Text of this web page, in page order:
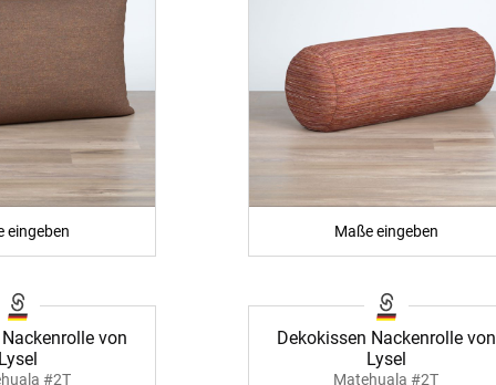
eingeben Maße eingeben
von
Lysel
#2T
Dekokissen Nackenrolle von
Lysel
Matehuala #2T